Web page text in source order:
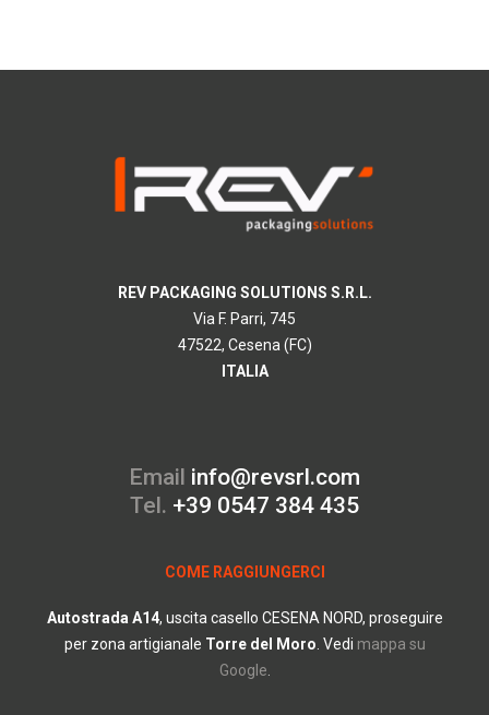
REV PACKAGING SOLUTIONS S.R.L.
Via F. Parri, 745
47522, Cesena (FC)
ITALIA
Email info@revsrl.com
Tel. +39 0547 384 435
COME RAGGIUNGERCI
Autostrada A14, uscita casello CESENA NORD, proseguire
per zona artigianale Torre del Moro Vedi mappa su
Google